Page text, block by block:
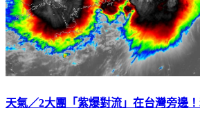
天氣／2大團「紫爆對流」在台灣旁邊